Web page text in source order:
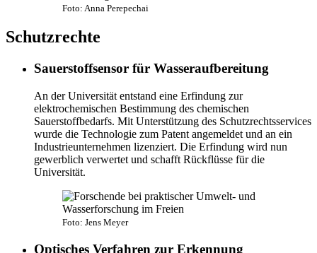
Foto: Anna Perepechai
Schutzrechte
Sauerstoffsensor für Wasseraufbereitung
An der Universität entstand eine Erfindung zur
elektrochemischen Bestimmung des chemischen
Sauerstoffbedarfs. Mit Unterstützung des Schutzrechtsservices
wurde die Technologie zum Patent angemeldet und an ein
Industrieunternehmen lizenziert. Die Erfindung wird nun
gewerblich verwertet und schafft Rückflüsse für die
Universität.
Foto: Jens Meyer
Optisches Verfahren zur Erkennung